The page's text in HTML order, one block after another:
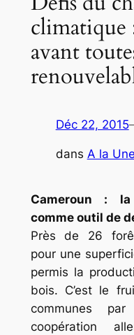
climatique
avant
Déc 22, 2015
dans A la Une
Cameroun : la
comme outil de
Près de 26
pour une
permis la
bois. C’est le
communes
coopération